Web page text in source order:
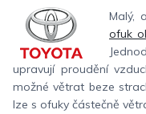
Malý,
ofuk
upravují proudění
možné větrat beze
lze s ofuky částečně